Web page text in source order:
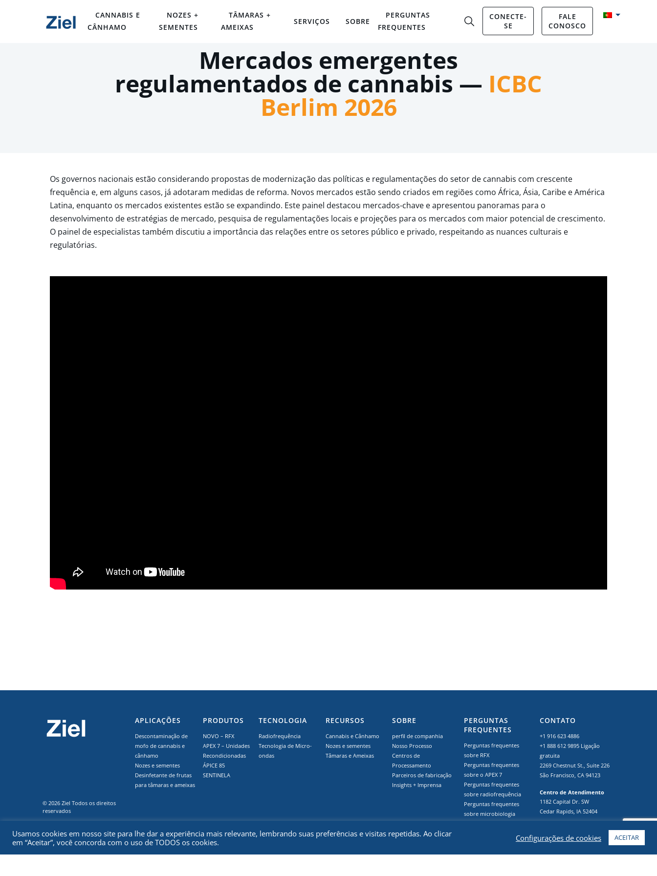
CANNABIS E
CÂNHAMO
NOZES +
SEMENTES
TÂMARAS +
AMEIXAS
SERVIÇOS SOBRE
PERGUNTAS
FREQUENTES
CONECTE-
SE
FALE
CONOSCO
Mercados emergentes
regulamentados de cannabis — ICBC
Berlim 2026
Os governos nacionais estão considerando propostas de modernização das políticas e regulamentações do setor de cannabis com crescente
frequência e, em alguns casos, já adotaram medidas de reforma. Novos mercados estão sendo criados em regiões como África, Ásia, Caribe e América
Latina, enquanto os mercados existentes estão se expandindo. Este painel destacou mercados-chave e apresentou panoramas para o
desenvolvimento de estratégias de mercado, pesquisa de regulamentações locais e projeções para os mercados com maior potencial de crescimento.
O painel de especialistas também discutiu a importância das relações entre os setores público e privado, respeitando as nuances culturais e
regulatórias.
© 2026 Ziel Todos os direitos
reservados
Direitos autorais
APLICAÇÕES
Descontaminação de
mofo de cannabis e
cânhamo
Nozes e sementes
Desinfetante de frutas
para tâmaras e ameixas
PRODUTOS
NOVO – RFX
APEX 7 – Unidades
Recondicionadas
ÁPICE 85
SENTINELA
TECNOLOGIA
Radiofrequência
Tecnologia de Micro-
ondas
RECURSOS
Cannabis e Cânhamo
Nozes e sementes
Tâmaras e Ameixas
SOBRE
perfil de companhia
Nosso Processo
Centros de
Processamento
Parceiros de fabricação
Insights + Imprensa
PERGUNTAS
FREQUENTES
Perguntas frequentes
sobre RFX
Perguntas frequentes
sobre o APEX 7
Perguntas frequentes
sobre radiofrequência
Perguntas frequentes
sobre microbiologia
Visão geral da certificação
GMP
CONTATO
+1 916 623 4886
+1 888 612 9895 Ligação
gratuita
2269 Chestnut St., Suite 226
São Francisco, CA 94123
Centro de Atendimento
1182 Capital Dr. SW
Cedar Rapids, IA 52404
Usamos cookies em nosso site para lhe dar a experiência mais relevante, lembrando suas preferências e visitas repetidas. Ao clicar
em “Aceitar”, você concorda com o uso de TODOS os cookies.
Configurações de cookies ACEITAR